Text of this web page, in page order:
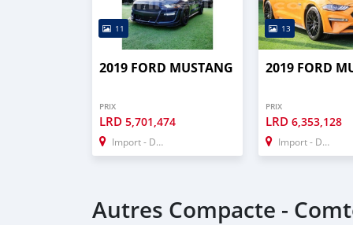
11
2019 FORD MUSTANG
PRIX
LRD 5,701,474
Import - Dubai
13
2019 FORD
PRIX
LRD6,353,128
Import - Dubai
Autres Compacte -